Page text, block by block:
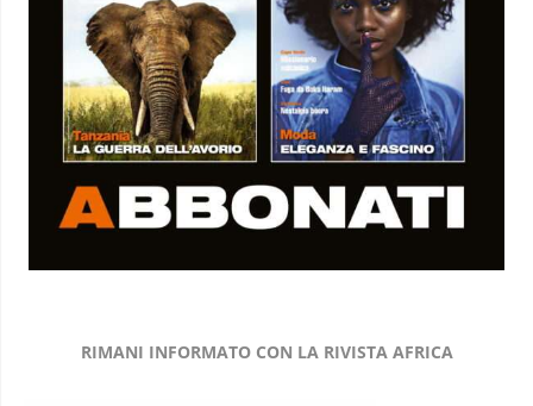
RIMANI INFORMATO CON LA RIVISTA AFRICA